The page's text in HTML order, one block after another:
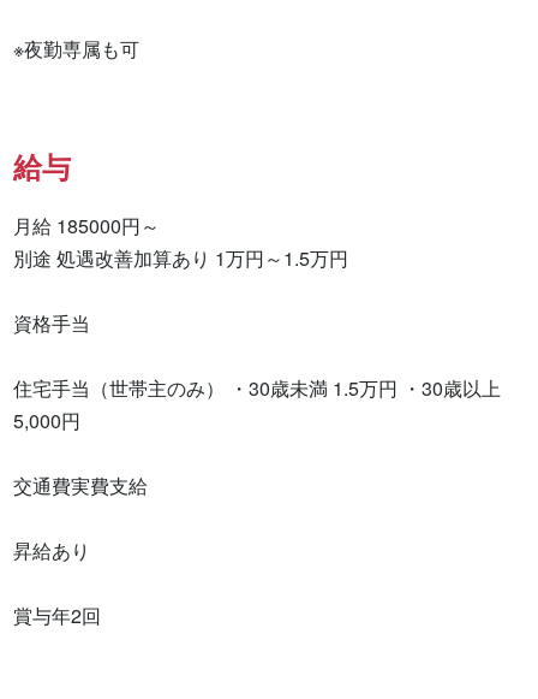
※夜勤専属も可
給与
月給 185000円～
別途 処遇改善加算あり 1万円～1.5万円
資格手当
住宅手当（世帯主のみ） ・30歳未満 1.5万円 ・30歳以上
5,000円
交通費実費支給
昇給あり
賞与年2回